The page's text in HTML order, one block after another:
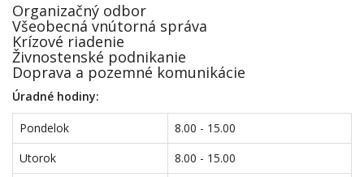
Organizačný odbor
Všeobecná vnútorná správa
Krízové riadenie
Živnostenské podnikanie
Doprava a pozemné komunikácie
Úradné hodiny:
Pondelok
8.00 - 15.00
Utorok
8.00 - 15.00